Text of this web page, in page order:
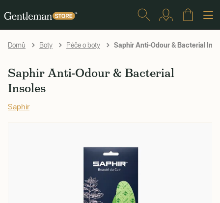
Domů Boty Péče o boty Saphir Anti-Odour & Bacterial
Saphir Anti-Odour & Bacterial
Insoles
Saphir